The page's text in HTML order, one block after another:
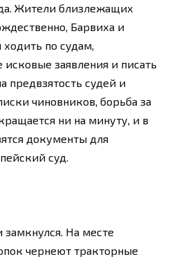
Жители близлежащих
Барвиха и
по судам,
заявления и писать
предвзятость судей и
чиновников, борьба за
ни на минуту, и в
документы для
суд.
замкнулся. На месте
чернеют тракторные